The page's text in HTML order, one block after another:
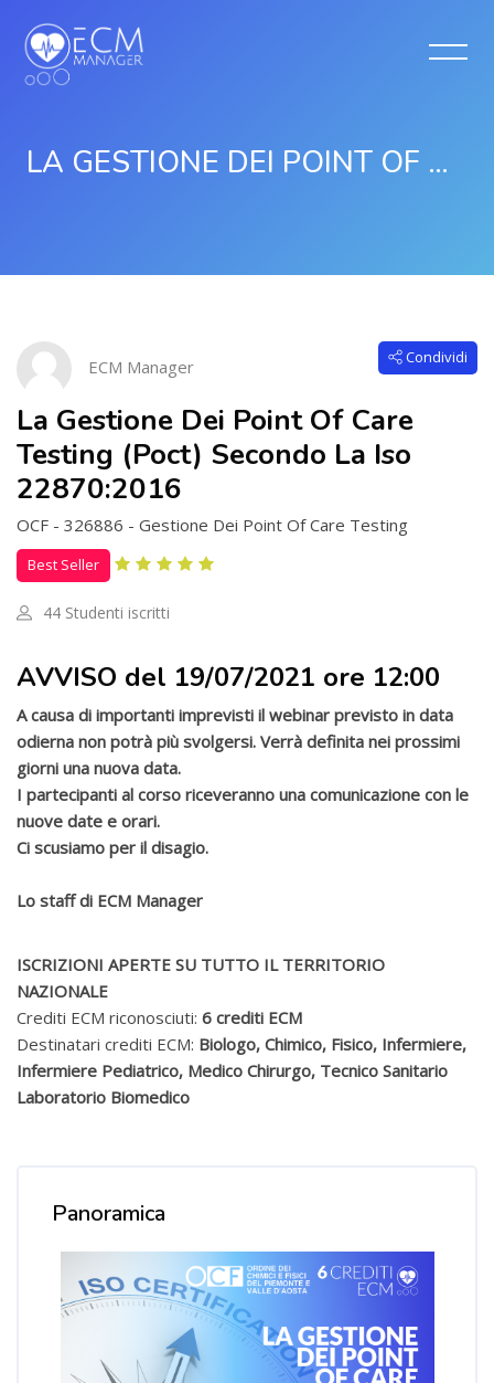
LA GESTIONE DEI POINT OF CARE TESTING (POCT) SECONDO LA ISO 22870:2016
Salta [Cocoon] Course Intro
ECM Manager Condividi
La Gestione Dei Point Of Care
Testing (Poct) Secondo La Iso
22870:2016
OCF - 326886 - Gestione Dei Point Of Care Testing
Best Seller
44 Studenti iscritti
Salta [Cocoon] Custom HTML
AVVISO del 19/07/2021 ore 12:00
A causa di importanti imprevisti il webinar previsto in data
odierna non potrà più svolgersi. Verrà definita nei prossimi
giorni una nuova data.
I partecipanti al corso riceveranno una comunicazione con le
nuove date e orari.
Ci scusiamo per il disagio.
Lo staff di ECM Manager
ISCRIZIONI APERTE SU TUTTO IL TERRITORIO
NAZIONALE
Crediti ECM riconosciuti: 6 crediti ECM
Destinatari crediti ECM: Biologo, Chimico, Fisico, Infermiere,
Infermiere Pediatrico, Medico Chirurgo, Tecnico Sanitario
Laboratorio Biomedico
Panoramica